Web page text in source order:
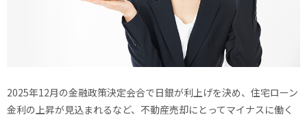
2025年12月の金融政策決定会合で日銀が利上げを決め、住宅ローン
金利の上昇が見込まれるなど、不動産売却にとってマイナスに働く